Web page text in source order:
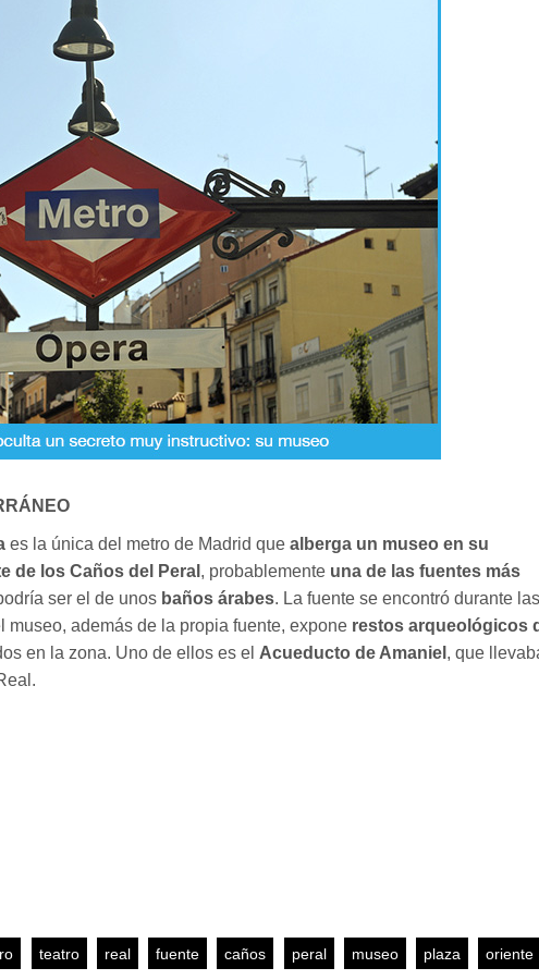
es la única del metro de Madrid que alberga un museo en su
de los Caños del Peral , probablemente una de las fuentes más
ser el de unos baños árabes. La fuente se encontró durante las
museo, además de la propia fuente, expone restos arqueológicos
en la zona. Uno de ellos es el Acueducto de Amaniel , que
teatro real fuente caños peral museo plaza oriente